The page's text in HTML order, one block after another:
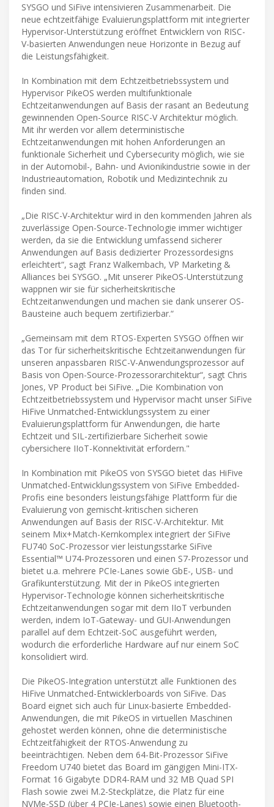
SYSGO und SiFive intensivieren Zusammenarbeit. Die
neue echtzeitfähige Evaluierungsplattform mit integrierter
Hypervisor-Unterstützung eröffnet Entwicklern von RISC-
V-basierten Anwendungen neue Horizonte in Bezug auf
die Leistungsfähigkeit.
In Kombination mit dem Echtzeitbetriebssystem und
Hypervisor PikeOS werden multifunktionale
Echtzeitanwendungen auf Basis der rasant an Bedeutung
gewinnenden Open-Source RISC-V Architektur möglich.
Mit ihr werden vor allem deterministische
Echtzeitanwendungen mit hohen Anforderungen an
funktionale Sicherheit und Cybersecurity möglich, wie sie
in der Automobil-, Bahn- und Avionikindustrie sowie in der
Industrieautomation, Robotik und Medizintechnik zu
finden sind.
„Die RISC-V-Architektur wird in den kommenden Jahren als
zuverlässige Open-Source-Technologie immer wichtiger
werden, da sie die Entwicklung umfassend sicherer
Anwendungen auf Basis dedizierter Prozessordesigns
erleichtert“, sagt Franz Walkembach, VP Marketing &
Alliances bei SYSGO. „Mit unserer PikeOS-Unterstützung
wappnen wir sie für sicherheitskritische
Echtzeitanwendungen und machen sie dank unserer OS-
Bausteine auch bequem zertifizierbar.“
„Gemeinsam mit dem RTOS-Experten SYSGO öffnen wir
das Tor für sicherheitskritische Echtzeitanwendungen für
unseren anpassbaren RISC-V-Anwendungsprozessor auf
Basis von Open-Source-Prozessorarchitektur“, sagt Chris
Jones, VP Product bei SiFive. „Die Kombination von
Echtzeitbetriebssystem und Hypervisor macht unser SiFive
HiFive Unmatched-Entwicklungssystem zu einer
Evaluierungsplattform für Anwendungen, die harte
Echtzeit und SIL-zertifizierbare Sicherheit sowie
cybersichere IIoT-Konnektivität erfordern."
In Kombination mit PikeOS von SYSGO bietet das HiFive
Unmatched-Entwicklungssystem von SiFive Embedded-
Profis eine besonders leistungsfähige Plattform für die
Evaluierung von gemischt-kritischen sicheren
Anwendungen auf Basis der RISC-V-Architektur. Mit
seinem Mix+Match-Kernkomplex integriert der SiFive
FU740 SoC-Prozessor vier leistungsstarke SiFive
Essential™ U74-Prozessoren und einen S7-Prozessor und
bietet u.a. mehrere PCIe-Lanes sowie GbE-, USB- und
Grafikunterstützung. Mit der in PikeOS integrierten
Hypervisor-Technologie können sicherheitskritische
Echtzeitanwendungen sogar mit dem IIoT verbunden
werden, indem IoT-Gateway- und GUI-Anwendungen
parallel auf dem Echtzeit-SoC ausgeführt werden,
wodurch die erforderliche Hardware auf nur einem SoC
konsolidiert wird.
Die PikeOS-Integration unterstützt alle Funktionen des
HiFive Unmatched-Entwicklerboards von SiFive. Das
Board eignet sich auch für Linux-basierte Embedded-
Anwendungen, die mit PikeOS in virtuellen Maschinen
gehostet werden können, ohne die deterministische
Echtzeitfähigkeit der RTOS-Anwendung zu
beeinträchtigen. Neben dem 64-Bit-Prozessor SiFive
Freedom U740 bietet das Board im gängigen Mini-ITX-
Format 16 Gigabyte DDR4-RAM und 32 MB Quad SPI
Flash sowie zwei M.2-Steckplätze, die Platz für eine
NVMe-SSD (über 4 PCIe-Lanes) sowie einen Bluetooth-